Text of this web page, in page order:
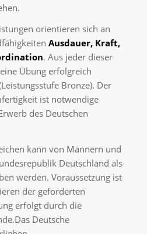
orientieren sich an
Ausdauer, Kraft,
. Aus jeder dieser
Übung erfolgreich
Bronze). Der
ist notwendige
des Deutschen
kann von Männern und
Deutschland als
werden. Voraussetzung ist
der geforderten
erfolgt durch die
Deutsche